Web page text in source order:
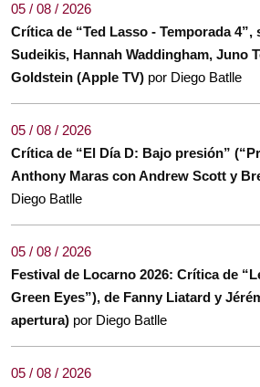
05 / 08 / 2026
Crítica de “Ted Lasso - Temporada 4”,
Sudeikis, Hannah Waddingham, Juno
Goldstein (Apple TV) por Diego Batlle
05 / 08 / 2026
Crítica de “El Día D: Bajo presión”
Anthony Maras con Andrew Scott y
Diego Batlle
05 / 08 / 2026
Festival de Locarno 2026: Crítica de
Green Eyes”), de Fanny Liatard y
apertura) por Diego Batlle
05 / 08 / 2026